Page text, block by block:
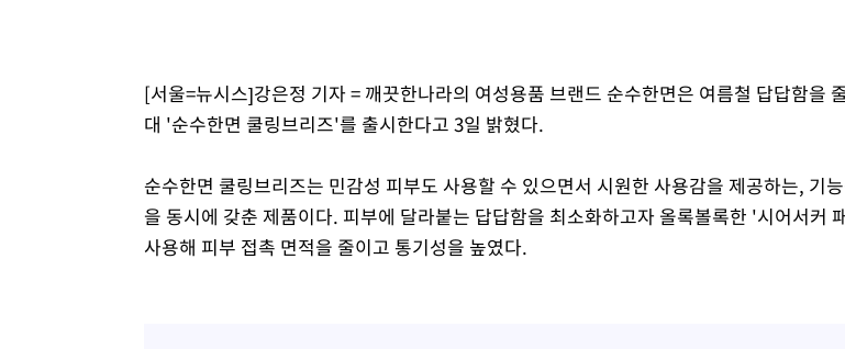
[속보]국힘 윤리위, '돌려차기 발언' 진종오·서범수 징계 절차 개시
[속보] 7월 중국 수출 23.9%↑ 수입 27.5%↑…무역총액 25.3%↑
[속보]종합특검, '관저이전 봐주기 감사' 유병호 구속기소
민주 콩고 에볼라환자 4천명 돌파, 4053명 발생 1850명 사망
[서울=뉴시스]강은정 기자 = 깨끗한나라의 여성용품 브랜드 순수한면은 여름철 답답함을
대 '순수한면 쿨링브리즈'를 출시한다고 3일 밝혔다.
순수한면 쿨링브리즈는 민감성 피부도 사용할 수 있으면서 시원한 사용감을 제공하는, 기
을 동시에 갖춘 제품이다. 피부에 달라붙는 답답함을 최소화하고자 올록볼록한 '시어서커
사용해 피부 접촉 면적을 줄이고 통기성을 높였다.
4
니
6
[속
당